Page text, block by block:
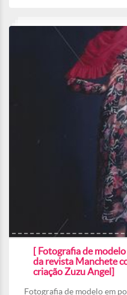
[ Fotografia de
da revista Manchete
criação Zuzu Angel]
Fotografia de modelo em